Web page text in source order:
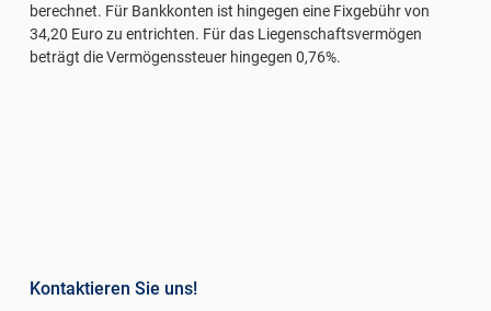
berechnet. Für Bankkonten ist hingegen eine Fixgebühr von
34,20 Euro zu entrichten. Für das Liegenschaftsvermögen
beträgt die Vermögenssteuer hingegen 0,76%.
Kontaktieren Sie uns!